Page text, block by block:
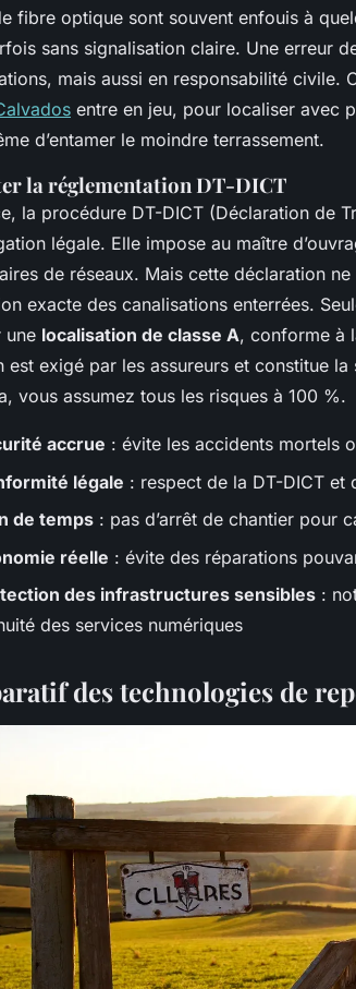
fibre optique sont souvent enfouis à
sans signalisation claire. Une erreur
mais aussi en responsabilité civile.
entre en jeu, pour localiser avec
d’entamer le moindre terrassement.
la réglementation DT-DICT
la procédure DT-DICT (Déclaration de
légale. Elle impose au maître
de réseaux. Mais cette déclaration
exacte des canalisations enterrées.
une localisation de classe A, conforme à
est exigé par les assureurs et constitue
vous assumez tous les risques à 100 %.
accrue : évite les accidents mortels
légale : respect de la DT-DICT et
de temps : pas d’arrêt de chantier pour
réelle : évite des réparations
des infrastructures sensibles :
des services numériques
des technologies de